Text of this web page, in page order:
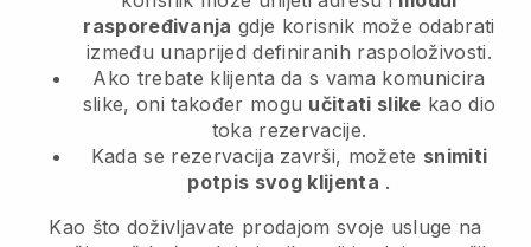
raspoređivanja gdje korisnik može odabrati
između unaprijed definiranih raspoloživosti.
Ako trebate klijenta da s vama komunicira
slike, oni također mogu učitati slike kao dio
toka rezervacije.
Kada se rezervacija završi, možete snimiti
potpis svog klijenta .
Kao što doživljavate prodajom svoje usluge na